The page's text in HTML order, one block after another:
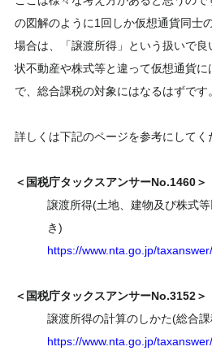
の図解のように1回しか仮想通貨同士
場合は、「譲渡所得」という扱いで
状不動産や株式等と違って仮想通貨
で、総合課税の対象にはなるはずです。
詳しくは下記のページを参考にしてく
＜国税庁タックスアンサーNo.1460＞
譲渡所得(土地、建物及び株式
き)
https://www.nta.go.jp/
＜国税庁タックスアンサーNo.3152＞
譲渡所得の計算のしかた(総合
https://www.nta.go.jp/